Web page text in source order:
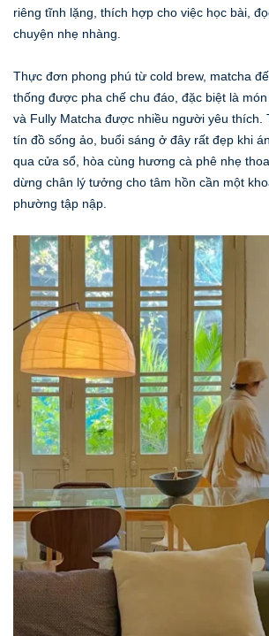
riêng tĩnh lặng, thích hợp cho việc học bài,
chuyện nhẹ nhàng.
Thực đơn phong phú từ cold brew, matcha
thống được pha chế chu đáo, đặc biệt là
và Fully Matcha được nhiều người yêu thích.
tín đồ sống ảo, buổi sáng ở đây rất đẹp khi
qua cửa sổ, hòa cùng hương cà phê nhẹ
dừng chân lý tưởng cho tâm hồn cần một
phường tập nập.